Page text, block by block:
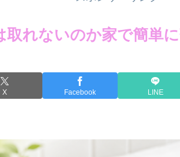
取れないのか家で簡単
X Facebook LINE